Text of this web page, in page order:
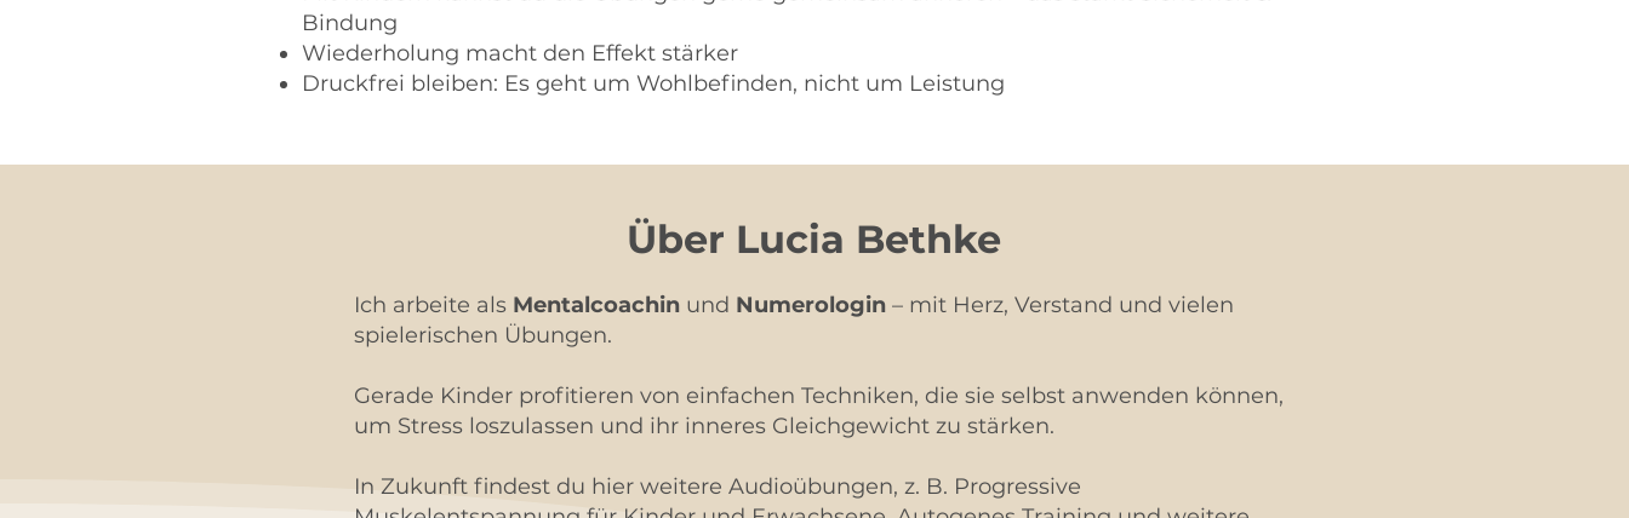
Bindung
Wiederholung macht den Effekt stärker
Druckfrei bleiben: Es geht um Wohlbefinden, nicht um Leistung
Über Lucia Bethke
Ich arbeite als Mentalcoachin und Numerologin – mit Herz, Verstand und vielen
spielerischen Übungen.
Gerade Kinder profitieren von einfachen Techniken, die sie selbst anwenden können,
um Stress loszulassen und ihr inneres Gleichgewicht zu stärken.
In Zukunft findest du hier weitere Audioübungen, z. B. Progressive